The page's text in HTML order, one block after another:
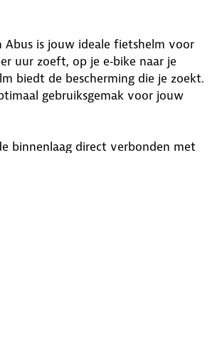
Abus is jouw ideale fietshelm voor
uur zoeft, op je e‑bike naar je
biedt de bescherming die je zoekt.
gebruiksgemak voor jouw
binnenlaag direct verbonden met
gevoel de weg op!